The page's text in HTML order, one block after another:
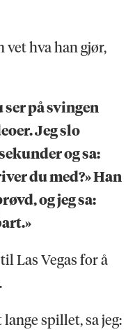
vet hva han gjør,
ser på svingen
Jeg slo
og sa:
du med?» Han
og jeg sa:
Las Vegas for å
spillet, sa jeg: